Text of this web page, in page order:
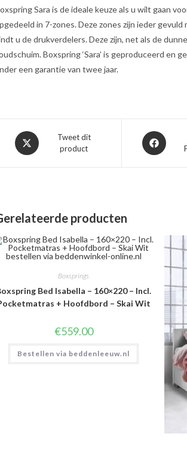
Sara is de ideale keuze als u wilt gaan
in 7-zones. Deze zones zijn ieder
u de drukverdelers. Deze zijn, net als de
Boxspring ‘Sara’ is geproduceerd en
een garantie van twee jaar.
Opent
in
Tweet dit
product
Opent
in
producten
Boxsprings
Bed Isabella – 160×220 – Incl.
+ Hoofdbord – Skai Wit
€559.00
Bestellen via beddenleeuw.nl